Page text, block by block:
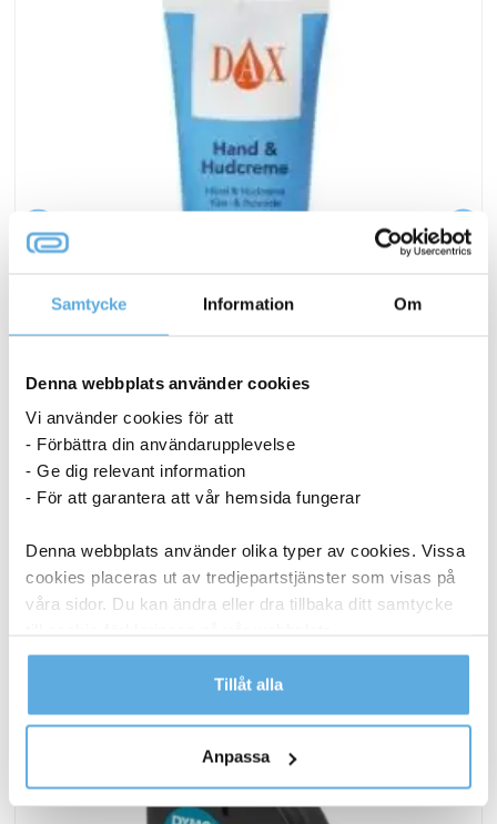
Samtycke Information Om
Denna webbplats använder cookies
Vi använder cookies för att
- Förbättra din användarupplevelse
- Ge dig relevant information
- För att garantera att vår hemsida fungerar
Denna webbplats använder olika typer av cookies. Vissa
cookies placeras ut av tredjepartstjänster som visas på
våra sidor. Du kan ändra eller dra tillbaka ditt samtycke
Läs mer i vår integritetspolicy om vilka vi är, hur du
kontaktar oss och på vilket sätt vi behandlar
Tillåt alla
Anpassa
24,94
Hudcreme
DAX
mängd
ANDRA KÖPTE OCKSÅ